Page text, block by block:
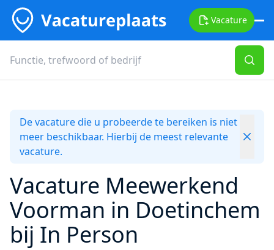
Vacature
De vacature die u probeerde te bereiken is niet
meer beschikbaar. Hierbij de meest relevante
vacature.
Vacature Meewerkend
Voorman in Doetinchem
bij In Person